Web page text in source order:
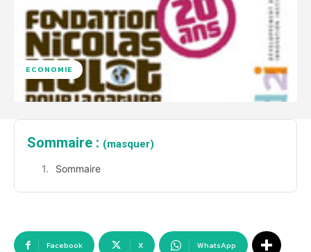
ECONOMIE
Sommaire : (masquer)
Sommaire
Facebook X WhatsApp